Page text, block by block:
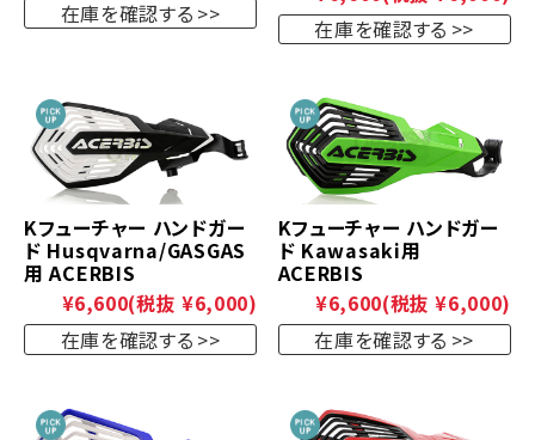
在庫を確認する
在庫を確認する
Kフューチャー ハンドガー
ド Husqvarna/GASGAS
用 ACERBIS
¥6,600(税抜 ¥6,000)
在庫を確認する
Kフューチャー ハンドガー
ド Kawasaki用
ACERBIS
¥6,600(税抜 ¥6,000)
在庫を確認する